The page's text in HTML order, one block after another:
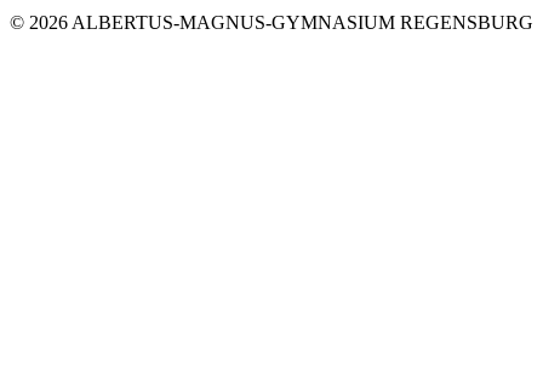
© 2026 ALBERTUS-MAGNUS-GYMNASIUM REGENSBURG